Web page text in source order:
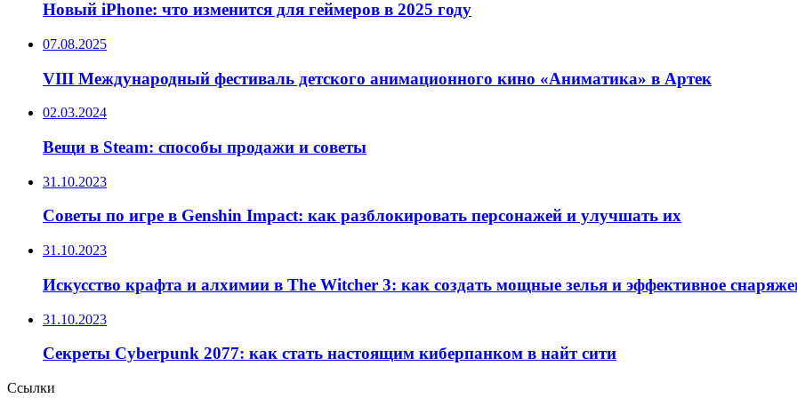
Новый iPhone: что изменится для геймеров в 2025 году
07.08.2025
VIII Международный фестиваль детского анимационного кино «Аниматика» в Артек
02.03.2024
Вещи в Steam: способы продажи и советы
31.10.2023
Советы по игре в Genshin Impact: как разблокировать персонажей и улучшать их
31.10.2023
Искусство крафта и алхимии в The Witcher 3: как создать мощные зелья и эффективное
31.10.2023
Секреты Cyberpunk 2077: как стать настоящим киберпанком в найт сити
Ссылки